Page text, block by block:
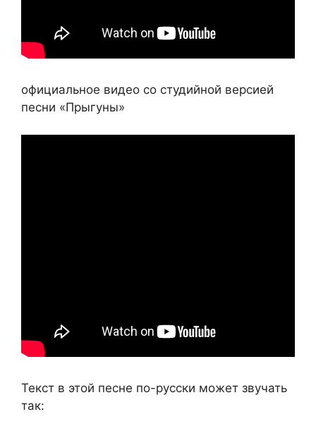
официальное видео со студийной версией
песни «Прыгуны»
Текст в этой песне по-русски может звучать
так: